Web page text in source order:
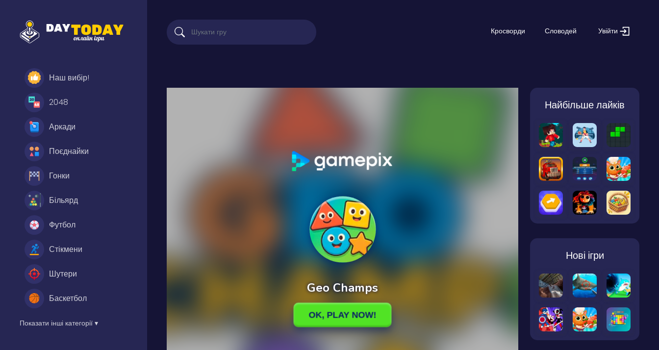
Наш вибір!
2048
Аркади
Поєднайки
Гонки
Більярд
Футбол
Стікмени
Шутери
Баскетбол
Показати інші категорії ▾
Кросворди Словодей Увійти
Найбільше лайків
Нові ігри